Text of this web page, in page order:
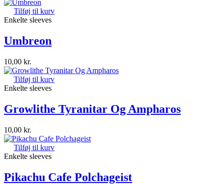
Tilføj til kurv
Enkelte sleeves
Umbreon
10,00 kr.
Tilføj til kurv
Enkelte sleeves
Growlithe Tyranitar Og Ampharos
10,00 kr.
Tilføj til kurv
Enkelte sleeves
Pikachu Cafe Polchageist